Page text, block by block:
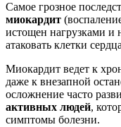
Самое грозное
миокардит
истощен нагрузками и
атаковать клетки
Миокардит ведет к
даже к внезапной
осложнение часто
активных людей,
симптомы болезни.